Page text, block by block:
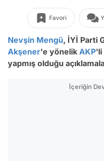
Favori
Nevşin Mengü, İYİ Parti
Akşener'e yönelik AKP'li
yapmış olduğu
İçeriğin